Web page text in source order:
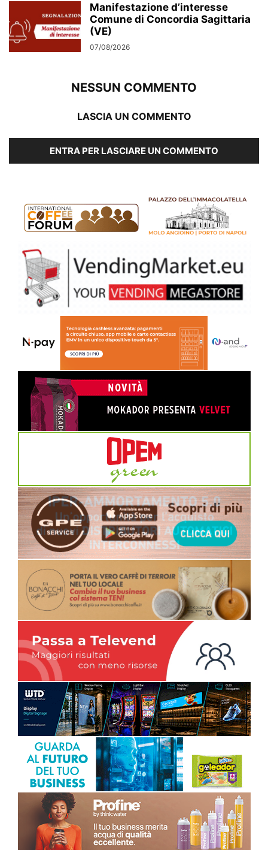
Manifestazione d’interesse
Comune di Concordia Sagittaria
(VE)
07/08/2026
NESSUN COMMENTO
LASCIA UN COMMENTO
ENTRA PER LASCIARE UN COMMENTO